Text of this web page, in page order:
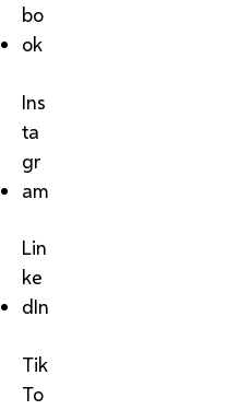
bo
ok
Ins
ta
gr
am
Lin
ke
dIn
Tik
To